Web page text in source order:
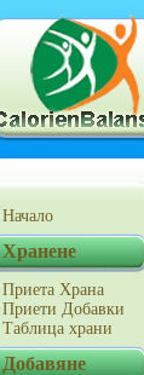
Начало
Хранене
Приета Храна
Приети Добавки
Таблица храни
Добавяне